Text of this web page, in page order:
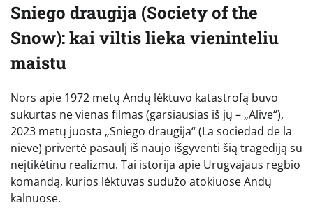
Sniego draugija (Society of the
Snow): kai viltis lieka vieninteliu
maistu
Nors apie 1972 metų Andų lėktuvo katastrofą buvo
sukurtas ne vienas filmas (garsiausias iš jų – „Alive“),
2023 metų juosta „Sniego draugija“ (La sociedad de la
nieve) privertė pasaulį iš naujo išgyventi šią tragediją su
neįtikėtinu realizmu. Tai istorija apie Urugvajaus regbio
komandą, kurios lėktuvas sudužo atokiuose Andų
kalnuose.